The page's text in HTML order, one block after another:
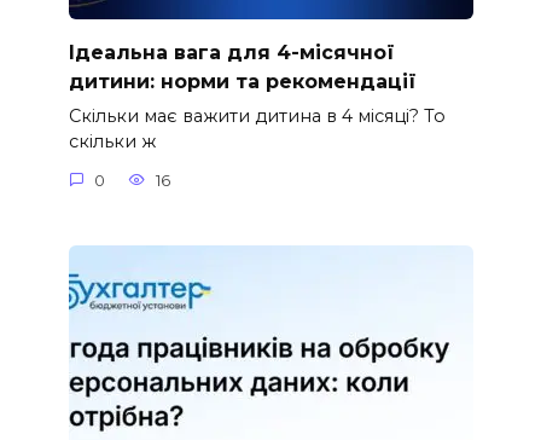
Ідеальна вага для 4-місячної
дитини: норми та рекомендації
Скільки має важити дитина в 4 місяці? То
скільки ж
0 16